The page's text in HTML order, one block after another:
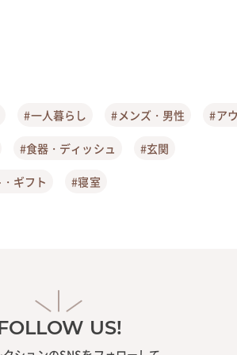
#一人暮らし #メンズ・男性 #ア
#食器・ディッシュ #玄関
ギフト #寝室
US!